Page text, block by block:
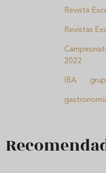
Revista
Revistas
2022
IBA